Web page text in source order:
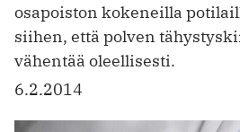
osapoiston kokeneilla
siihen, että polven
vähentää oleellisesti.
6.2.2014